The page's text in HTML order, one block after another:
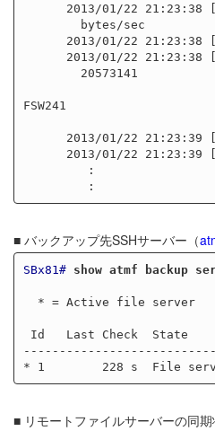
FSW241
■ バックアップ先SSHサーバー（
SBx81# show atmf backup
■ リモートファイルサーバーの同期